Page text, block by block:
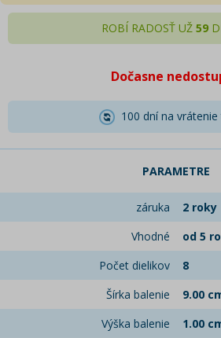
ROBÍ RADOSŤ UŽ 59
Dočasne
100 dní na vrátenie
PARAMETRE
záruka
2 roky
Vhodné
od 5
Počet dielikov
8
Šírka balenie
9.00
Výška balenie
1.00